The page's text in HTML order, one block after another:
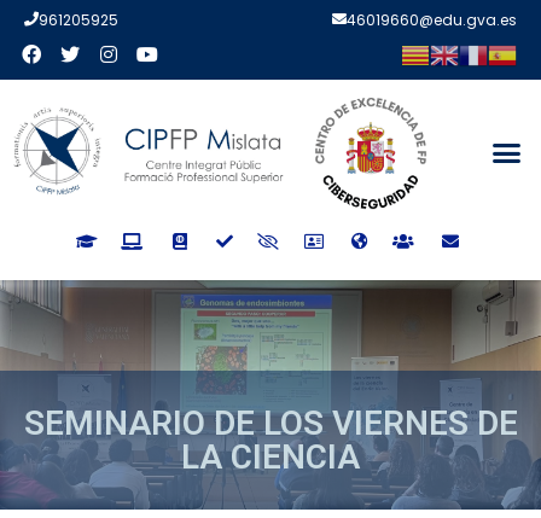
961205925 46019660@edu.gva.es
SEMINARIO DE LOS VIERNES DE
LA CIENCIA
SEMINARIO DE LOS VIERNES